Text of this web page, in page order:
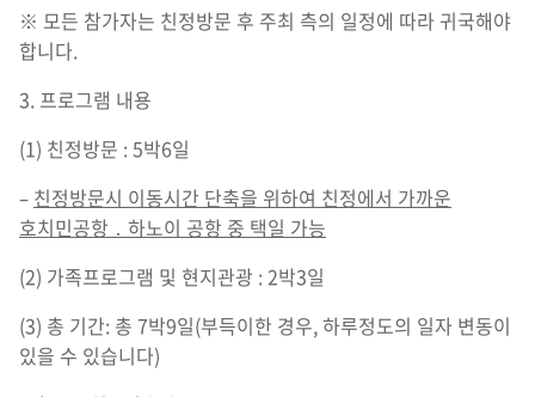
※ 모든 참가자는 친정방문 후 주최 측의 일정에 따라 귀국해야
합니다.
3. 프로그램 내용
(1) 친정방문 : 5박6일
– 친정방문시 이동시간 단축을 위하여 친정에서 가까운
호치민공항 ․ 하노이 공항 중 택일 가능
(2) 가족프로그램 및 현지관광 : 2박3일
(3) 총 기간: 총 7박9일(부득이한 경우, 하루정도의 일자 변동이
있을 수 있습니다)